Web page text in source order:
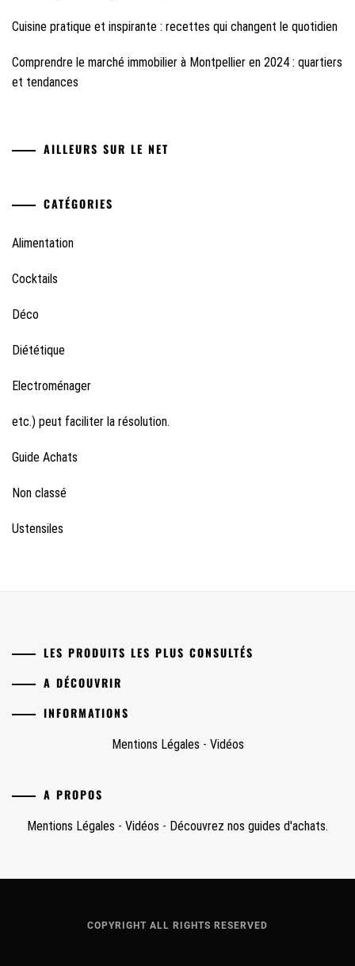
Cuisine pratique et inspirante : recettes qui changent le quotidien
Comprendre le marché immobilier à Montpellier en 2024 : quartiers
et tendances
AILLEURS SUR LE NET
CATÉGORIES
Alimentation
Cocktails
Déco
Diététique
Electroménager
etc.) peut faciliter la résolution.
Guide Achats
Non classé
Ustensiles
LES PRODUITS LES PLUS CONSULTÉS
A DÉCOUVRIR
INFORMATIONS
Mentions Légales - Vidéos
A PROPOS
Mentions Légales - Vidéos - Découvrez nos guides d'achats.
COPYRIGHT ALL RIGHTS RESERVED